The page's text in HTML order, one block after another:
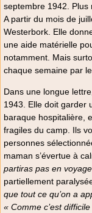
septembre 1942. Plus
A partir du mois de
Westerbork. Elle
une aide matérielle
notamment. Mais
chaque semaine par
Dans une longue
1943. Elle doit garder
baraque hospitalière,
fragiles du camp. Ils
personnes
maman s’évertue à
partiras pas en
partiellement
que tout ce qu’on a
« Comme c’est